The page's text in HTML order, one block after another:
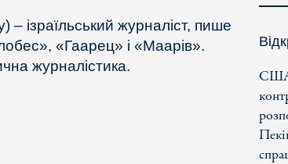
ізраїльський журналіст, пише
«Гаарец» і «Маарів».
журналістика.
США